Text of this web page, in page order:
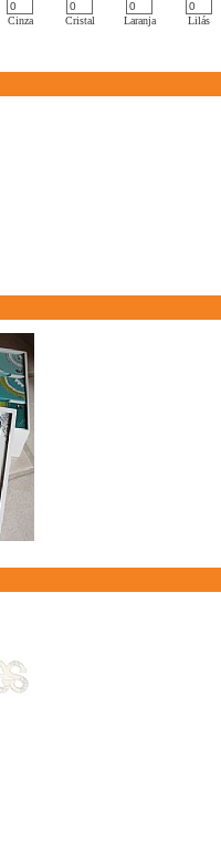
Cinza Cristal Laranja Lilás